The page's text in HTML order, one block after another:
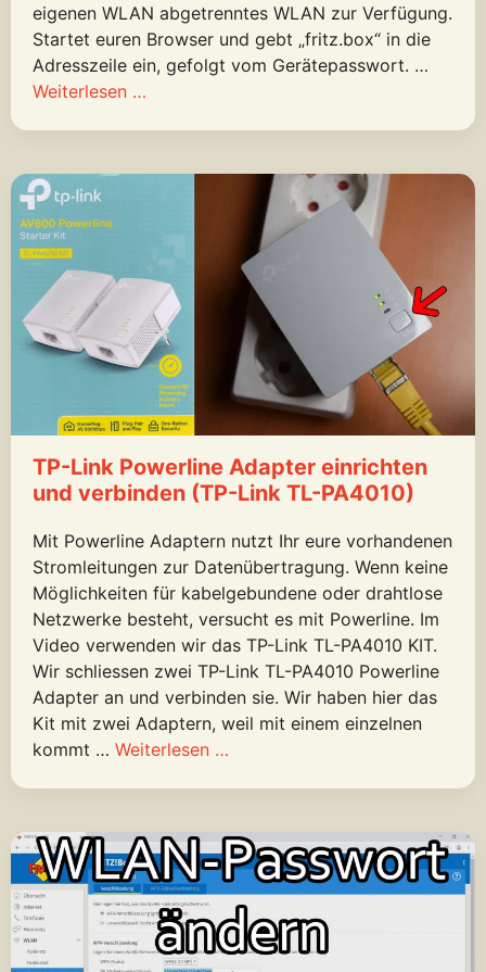
eigenen WLAN abgetrenntes WLAN zur Verfügung.
Startet euren Browser und gebt „fritz.box“ in die
Adresszeile ein, gefolgt vom Gerätepasswort. …
Weiterlesen …
TP-Link Powerline Adapter einrichten
und verbinden (TP-Link TL-PA4010)
Mit Powerline Adaptern nutzt Ihr eure vorhandenen
Stromleitungen zur Datenübertragung. Wenn keine
Möglichkeiten für kabelgebundene oder drahtlose
Netzwerke besteht, versucht es mit Powerline. Im
Video verwenden wir das TP-Link TL-PA4010 KIT.
Wir schliessen zwei TP-Link TL-PA4010 Powerline
Adapter an und verbinden sie. Wir haben hier das
Kit mit zwei Adaptern, weil mit einem einzelnen
kommt … Weiterlesen …